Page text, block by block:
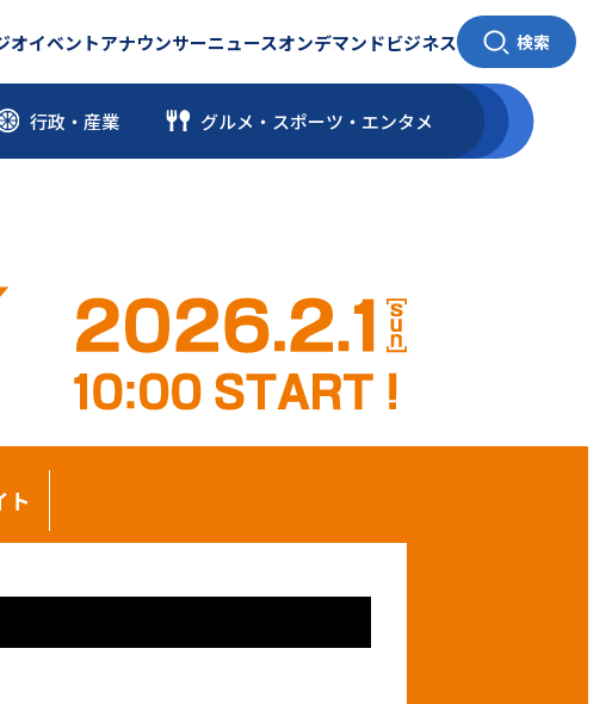
オイベントアナウンサーニュースオンデマンドビジネス 検索
行政・産業 グルメ・スポーツ ・ エンタメ
ト